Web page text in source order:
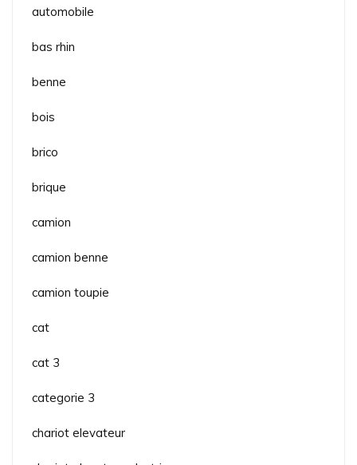
automobile
bas rhin
benne
bois
brico
brique
camion
camion benne
camion toupie
cat
cat 3
categorie 3
chariot elevateur